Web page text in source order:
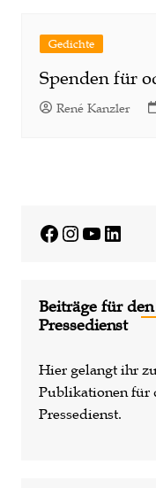
Gedichte
Spenden für
René Kanzler
Facebook
Instagram
YouTube
Beiträge für
Pressedienst
Hier gelangt ihr
Publikationen für
Pressedienst.